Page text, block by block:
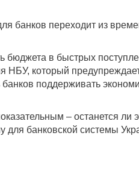
банков переходит из
бюджета в быстрых
НБУ, который
поддерживать
– останется
для банковской системы